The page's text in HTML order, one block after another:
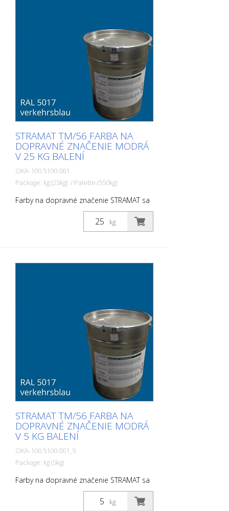
STRAMAT TM/56 FARBA NA
DOPRAVNÉ ZNAČENIE MODRÁ
V 25 KG BALENÍ
OKA-100.5100.001
Package: kg (25kg) / Palette (550kg)
Farby na dopravné značenie STRAMAT sa
používajú najmä na asfaltové alebo
betónové povrchy, na okrajové a stredové
čiary, parkovacie miesta, dopravné
kg
STRAMAT TM/56 FARBA NA
DOPRAVNÉ ZNAČENIE MODRÁ
V 5 KG BALENÍ
OKA-100.5100.001_5
Package: kg (5kg)
Farby na dopravné značenie STRAMAT sa
používajú najmä na asfaltové alebo
betónové povrchy, na okrajové a stredové
kg